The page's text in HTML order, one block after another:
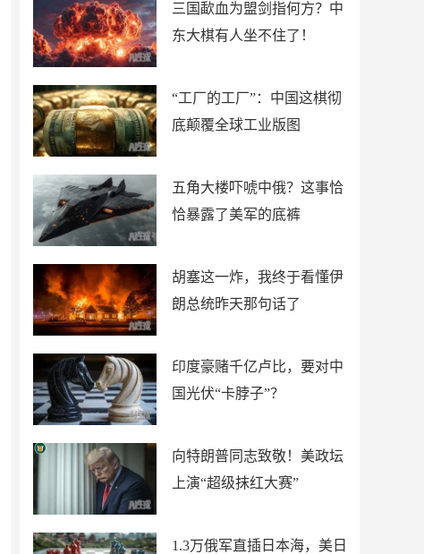
三国歃血为盟剑指何方？中
东大棋有人坐不住了！
“工厂的工厂”：中国这棋彻
底颠覆全球工业版图
五角大楼吓唬中俄？这事恰
恰暴露了美军的底裤
胡塞这一炸，我终于看懂伊
朗总统昨天那句话了
印度豪赌千亿卢比，要对中
国光伏“卡脖子”？
向特朗普同志致敬！美政坛
上演“超级抹红大赛”
1.3万俄军直插日本海，美日